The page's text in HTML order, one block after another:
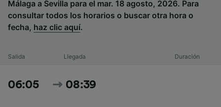
Málaga a Sevilla para el mar. 18 agosto, 2026. Para
consultar todos los horarios o buscar otra hora o
fecha, haz clic aquí.
Salida Llegada Duración
06:05 08:39